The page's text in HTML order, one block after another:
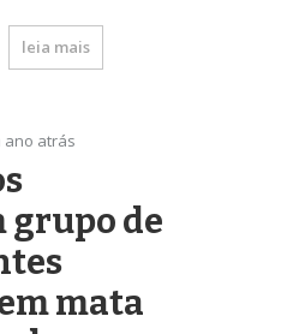
leia mais
ano atrás
grupo de
mata